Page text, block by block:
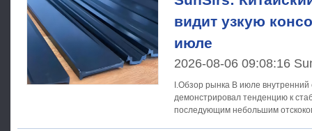
видит узкую
июле
2026-08-06 09:08:16
I.Обзор рынка В июле внутренний спотовый рынок PA66 в целом
демонстрировал тенденцию к
последующим небольшим